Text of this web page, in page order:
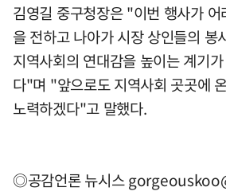
김영길 중구청장은 "이번 행사가
을 전하고 나아가 시장 상인들의 봉
지역사회의 연대감을 높이는 계기
다"며 "앞으로도 지역사회 곳곳에
노력하겠다"고 말했다.
◎공감언론 뉴시스